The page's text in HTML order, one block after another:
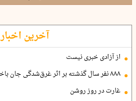
آخرین اخبار
از آزادی خبری نیست
۸۸۸ نفر سال گذشته بر اثر غرق‌شدگی جان باختند
غارت در روز روشن